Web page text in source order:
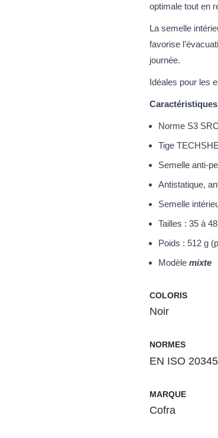
optimale tout en
La semelle
favorise
journée.
Idéales pour les
Norme S3 SRC
Tige
Semelle anti-
Antistatique,
Semelle
Tailles : 35 à 48
Poids : 512 g
Modèle mixte
COLORIS
Noir
NORMES
EN ISO
MARQUE
Cofra